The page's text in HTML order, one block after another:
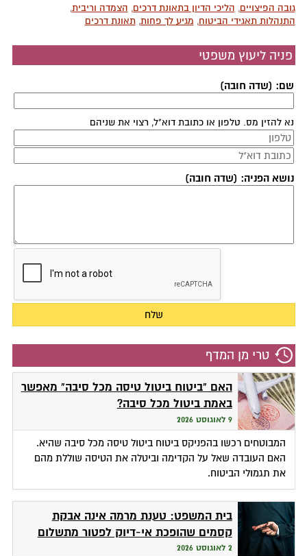
גובה הפיצויים, הליכי הדיון בתאונת דרכים, הצמדה וריבית,
התנהלות תאגידי הביטוח, מגיע לך פחות,תאונת דרכים
פניה ליעוץ משפטי
שם: (שדה חובה)
נא להזין מס. טלפון או כתובת דוא"ל, רצוי את שניהם
נושא הפניה: (שדה חובה)
טרי מן המדף
האם "ביטוח ביטול טיסה מכל סיבה" מאפשר
באמת ביטול מכל סיבה?
9 לאוגוסט 2026
המבוטחים רכשו בהפניקס ביטוח ביטול טיסה מכל סיבה שהיא.
האם העובדה שאל על הקדימה וביטלה את הטיסה שוללת מהם
את תגמולי הביטוח.
בית המשפט: טענת מרמה אינה אבקת
קסמים שהופכת אי-דיוק לפטור מתשלום
2 לאוגוסט 2026